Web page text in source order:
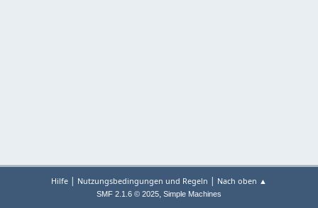
Hilfe | Nutzungsbedingungen und Regeln | Nach oben ▲
SMF 2.1.6 © 2025, Simple Machines